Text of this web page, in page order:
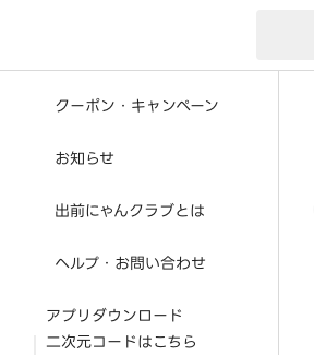
クーポン・キャンペーン
お知らせ
出前にゃんクラブとは
ヘルプ・お問い合わせ
アプリダウンロード
二次元コードはこちら